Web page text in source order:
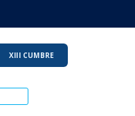
XIII CUMBRE